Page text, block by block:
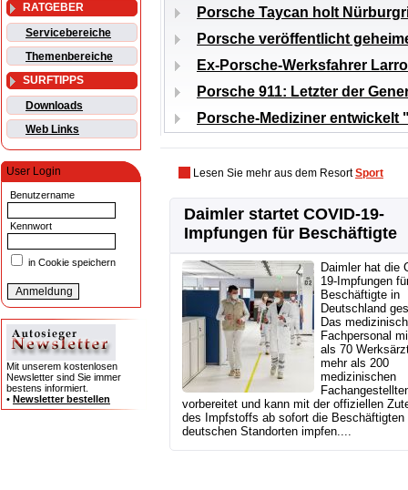
RATGEBER
Servicebereiche
Themenbereiche
SURFTIPPS
Downloads
Web Links
User Login
Benutzername
Kennwort
in Cookie speichern
Mit unserem kostenlosen
Newsletter sind Sie immer
bestens informiert.
• Newsletter bestellen
Porsche Taycan holt
Porsche veröffentlicht
Ex-Porsche-Werksfahrer
Porsche 911: Letzter der
Porsche-Mediziner
Lesen Sie mehr aus dem ResortSport
Daimler startet COVID-19-
Impfungen für Beschäftigte
Daimler hat die
19-Impfungen
Beschäftigte in
Deutschland
Das
Fachpersonal
als 70
mehr als 200
medizinischen
vorbereitet und kann mit der offiziellen
des Impfstoffs ab sofort die Beschäftigten
deutschen Standorten impfen....